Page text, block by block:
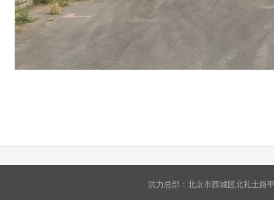
洪力总部：北京市西城区北礼士路